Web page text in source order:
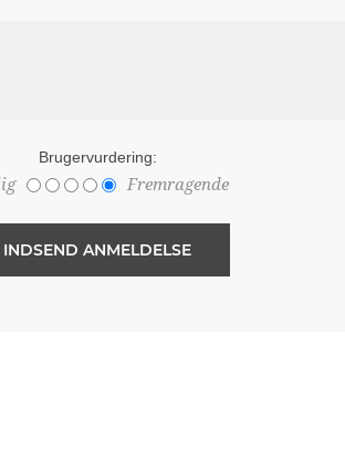
Brugervurdering:
Fremragende